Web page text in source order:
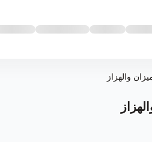
ألعاب للتجارة
والهزاز